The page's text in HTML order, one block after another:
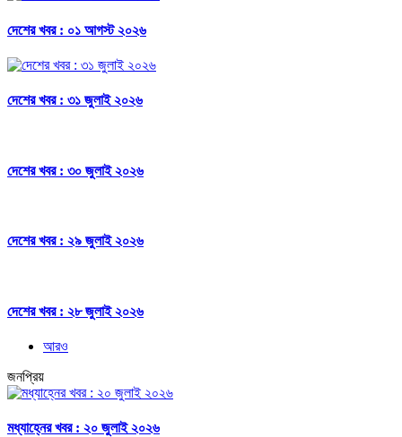
দেশের খবর : ০১ আগস্ট ২০২৬
দেশের খবর : ৩১ জুলাই ২০২৬
দেশের খবর : ৩০ জুলাই ২০২৬
দেশের খবর : ২৯ জুলাই ২০২৬
দেশের খবর : ২৮ জুলাই ২০২৬
আরও
জনপ্রিয়
মধ্যাহ্নের খবর : ২০ জুলাই ২০২৬